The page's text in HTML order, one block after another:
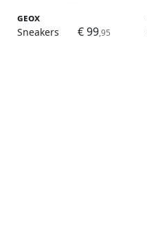
Geox
Sneakers
€ 99,95